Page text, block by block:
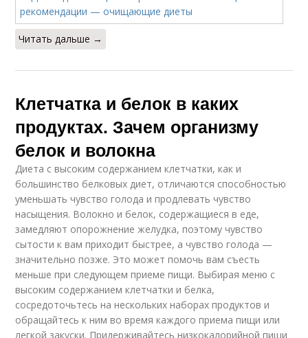
Читать дальше →
Клетчатка и белок в каких
продуктах. Зачем организму
белок и волокна
Диета с высоким содержанием клетчатки, как и
большинство белковых диет, отличаются способностью
уменьшать чувство голода и продлевать чувство
насыщения. Волокно и белок, содержащиеся в еде,
замедляют опорожнение желудка, поэтому чувство
сытости к вам приходит быстрее, а чувство голода —
значительно позже. Это может помочь вам съесть
меньше при следующем приеме пищи. Выбирая меню с
высоким содержанием клетчатки и белка,
сосредоточьтесь на нескольких наборах продуктов и
обращайтесь к ним во время каждого приема пищи или
легкой закуски. Придерживайтесь низкокалорийной пищи